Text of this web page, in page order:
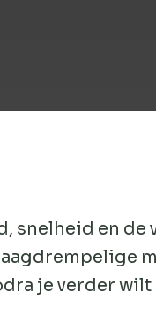
snelheid en de
je verder